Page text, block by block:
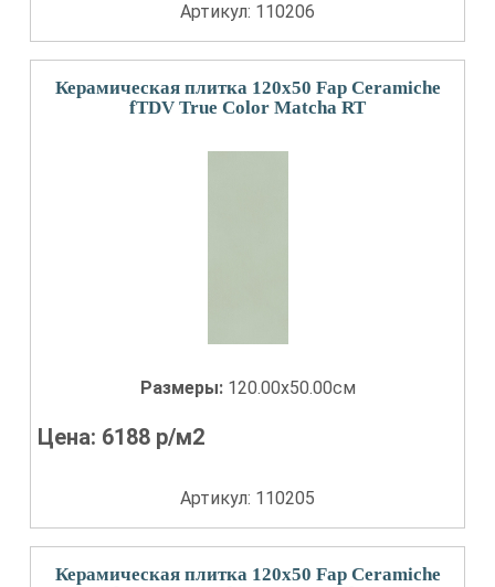
Артикул: 110206
Керамическая плитка 120x50 Fap Ceramiche
fTDV True Color Matcha RT
Размеры: 120.00x50.00см
Цена: 6188 р/м2
Артикул: 110205
Керамическая плитка 120x50 Fap Ceramiche